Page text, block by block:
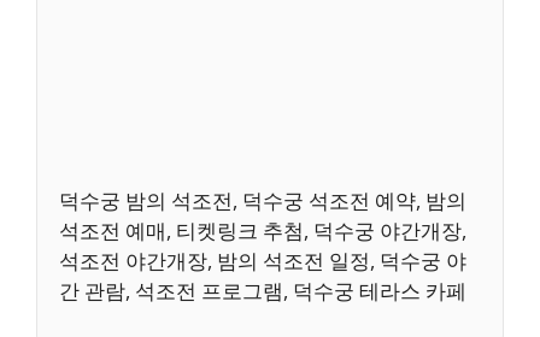
덕수궁 밤의 석조전, 덕수궁 석조전 예약, 밤의
석조전 예매, 티켓링크 추첨, 덕수궁 야간개장,
석조전 야간개장, 밤의 석조전 일정, 덕수궁 야
간 관람, 석조전 프로그램, 덕수궁 테라스 카페